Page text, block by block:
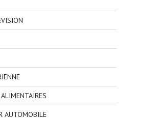
AUTOMOBILE